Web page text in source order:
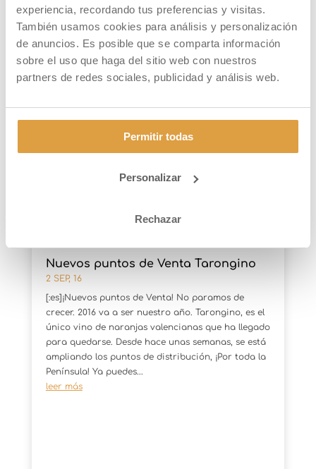
experiencia, recordando tus preferencias y visitas.
También usamos cookies para análisis y personalización
de anuncios. Es posible que se comparta información
sobre el uso que haga del sitio web con nuestros
partners de redes sociales, publicidad y análisis web.
Permitir todas
Personalizar
Rechazar
PUBLICACIONES RELACIONADAS
Nuevos puntos de Venta Tarongino
2 SEP, 16
[:es]¡Nuevos puntos de Venta! No paramos de
crecer. 2016 va a ser nuestro año. Tarongino, es el
único vino de naranjas valencianas que ha llegado
para quedarse. Desde hace unas semanas, se está
ampliando los puntos de distribución, ¡Por toda la
Península! Ya puedes...
leer más